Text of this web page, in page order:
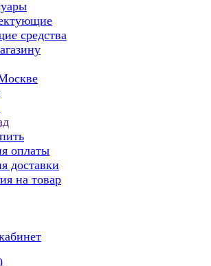
средства
оплаты
доставки
на товар